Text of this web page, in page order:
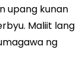
upang kunan
Maliit lang
ng